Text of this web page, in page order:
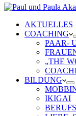
AKTUELLES
COACHING
PAAR-
„THE
BILDUNG
IKIGAI